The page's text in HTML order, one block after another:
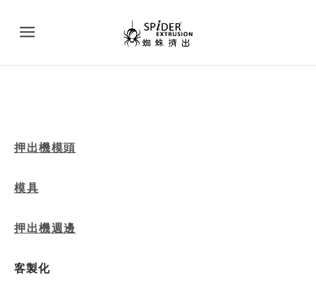
Menu
押出機模頭
模具
押出機週邊
客製化